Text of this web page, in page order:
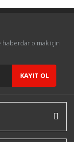
haberdar olmak için
KAYIT OL